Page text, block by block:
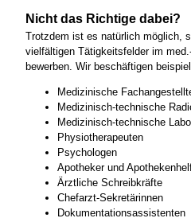
Nicht das Richtige dabei?
Trotzdem ist es natürlich möglich,
vielfältigen Tätigkeitsfelder im
bewerben. Wir beschäftigen
Medizinische
Medizinisch-technische
Medizinisch-technische
Physiotherapeuten
Psychologen
Apotheker und
Ärztliche Schreibkräfte
Chefarzt-Sekretärinnen
Dokumentationsassistenten